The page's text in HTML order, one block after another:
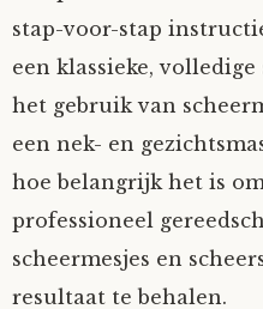
stap-voor-stap
een klassieke,
het gebruik van
een nek- en
hoe belangrijk het is
professioneel
scheermesjes en
resultaat te behalen.